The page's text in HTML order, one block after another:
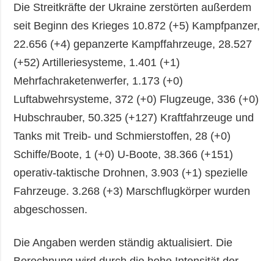
Die Streitkräfte der Ukraine zerstörten außerdem
seit Beginn des Krieges 10.872 (+5) Kampfpanzer,
22.656 (+4) gepanzerte Kampffahrzeuge, 28.527
(+52) Artilleriesysteme, 1.401 (+1)
Mehrfachraketenwerfer, 1.173 (+0)
Luftabwehrsysteme, 372 (+0) Flugzeuge, 336 (+0)
Hubschrauber, 50.325 (+127) Kraftfahrzeuge und
Tanks mit Treib- und Schmierstoffen, 28 (+0)
Schiffe/Boote, 1 (+0) U-Boote, 38.366 (+151)
operativ-taktische Drohnen, 3.903 (+1) spezielle
Fahrzeuge. 3.268 (+3) Marschflugkörper wurden
abgeschossen.
Die Angaben werden ständig aktualisiert. Die